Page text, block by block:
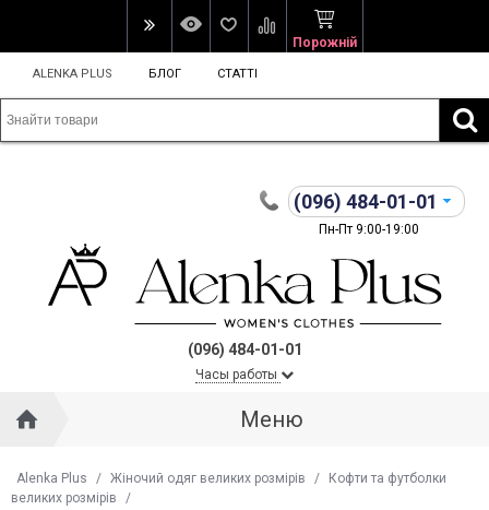
Порожній
ALENKA PLUS БЛОГ СТАТТІ
(096) 484-01-01
Пн-Пт 9:00-19:00
(096) 484-01-01
Часы работы
Меню
Alenka Plus / Жіночий одяг великих розмірів /
Кофти та футболки
великих розмірів
/